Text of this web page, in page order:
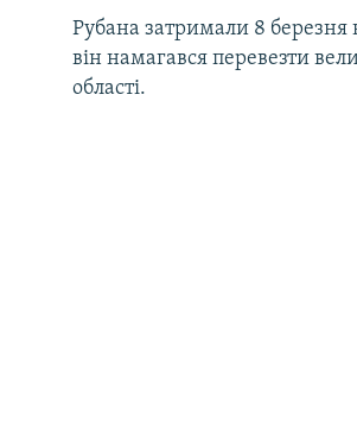
Рубана затримали 8
він намагався перевезти
області.